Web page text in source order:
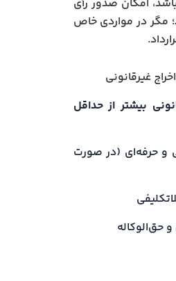
امکان صدور رأی
؛ مگر در مواردی خاص
غیرقانونی
بیشتر از حداقل
و حرفه‌ای (در صورت
حق‌الوکاله